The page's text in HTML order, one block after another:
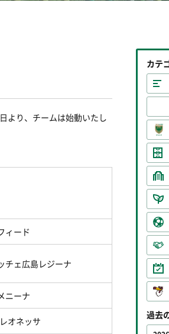
より、チームは始動いたし
ィード
チェ広島レジーナ
ニーナ
オネッサ
カテ
過去